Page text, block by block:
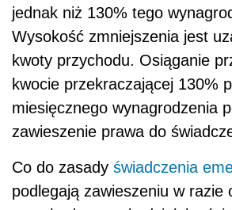
jednak niż 130% tego
Wysokość zmniejszenia jest
kwoty przychodu. Osiąganie
kwocie przekraczającej 130%
miesięcznego wynagrodzenia
zawieszenie prawa do
Co do zasady świadczenia
podlegają zawieszeniu w razie